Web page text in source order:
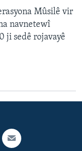
Mûsilê vir
navnetewî
ji sedê rojavayê